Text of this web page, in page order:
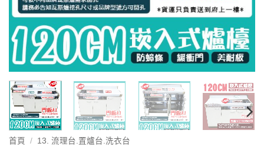
首頁 / 13. 流理台.置爐台.洗衣台